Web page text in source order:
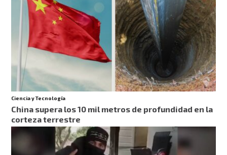
Ciencia y Tecnología
China supera los 10 mil metros de profundidad en la
corteza terrestre